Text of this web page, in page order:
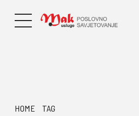
HOME TAG